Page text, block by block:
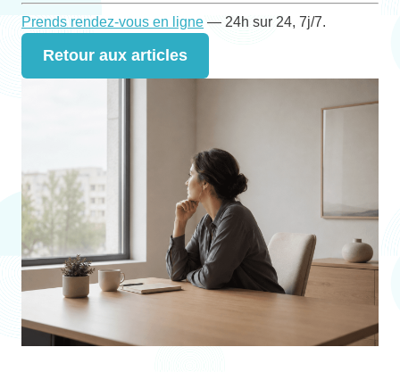
Prends rendez-vous en ligne — 24h sur 24, 7j/7.
Retour aux articles